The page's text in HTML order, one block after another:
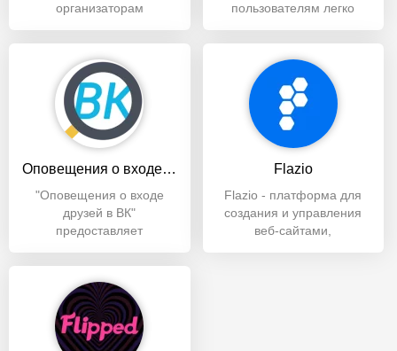
организаторам
взаимодействовать
пользователям легко
Оповещения о входе друзей в ВК
"Оповещения о входе
друзей в ВК"
предоставляет
когда друзья
Flazio
Flazio - платформа для
создания и управления
веб-сайтами,